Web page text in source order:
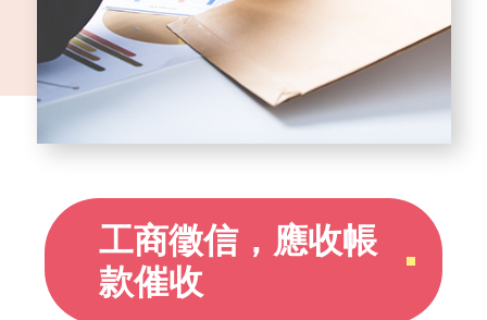
工商徵信，應收帳
款催收